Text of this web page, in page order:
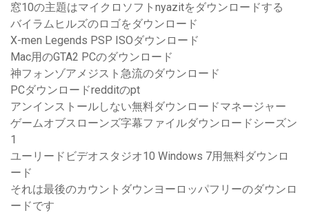
窓10の主題はマイクロソフトnyazitをダウンロードする
バイラムヒルズのロゴをダウンロード
X-men Legends PSP ISOダウンロード
Mac用のGTA2 PCのダウンロード
神フォンゾアメジスト急流のダウンロード
PCダウンロードredditのpt
アンインストールしない無料ダウンロードマネージャー
ゲームオブスローンズ字幕ファイルダウンロードシーズン
1
ユーリードビデオスタジオ10 Windows 7用無料ダウンロ
ード
それは最後のカウントダウンヨーロッパフリーのダウンロ
ードです